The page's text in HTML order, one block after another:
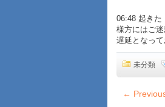
06:48 起きた
様方にはご
遅延となっ
未分類
←